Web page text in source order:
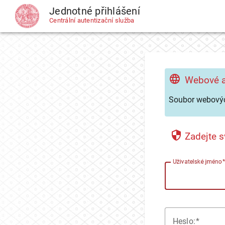
CAS Jednotné přihlášení
Centrální autentizační služba
Webové
Soubor
Zadejte
Uživatelské jméno
Heslo: